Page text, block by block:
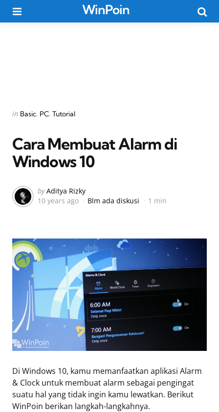
WinPoin
Categories
Posted
in Basic PC Tutorial
Cara Membuat Alarm di
Windows 10
Posted
by
by Aditya Rizky
10 years ago
Blm ada diskusi 1 min
Di Windows 10, kamu memanfaatkan aplikasi Alarm
& Clock untuk membuat alarm sebagai pengingat
suatu hal yang tidak ingin kamu lewatkan. Berikut
WinPoin berikan langkah-langkahnya.